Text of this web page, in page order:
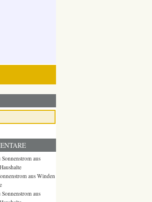
Sonnenstrom aus
aus Winden
Sonnenstrom aus